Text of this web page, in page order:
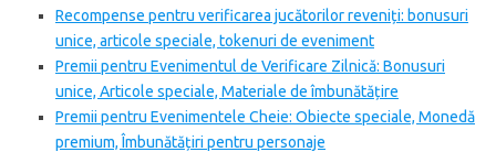
Recompense pentru verificarea jucătorilor reveniți: bonusuri
unice, articole speciale, tokenuri de eveniment
Premii pentru Evenimentul de Verificare Zilnică: Bonusuri
unice, Articole speciale, Materiale de îmbunătățire
Premii pentru Evenimentele Cheie: Obiecte speciale, Monedă
premium, Îmbunătățiri pentru personaje